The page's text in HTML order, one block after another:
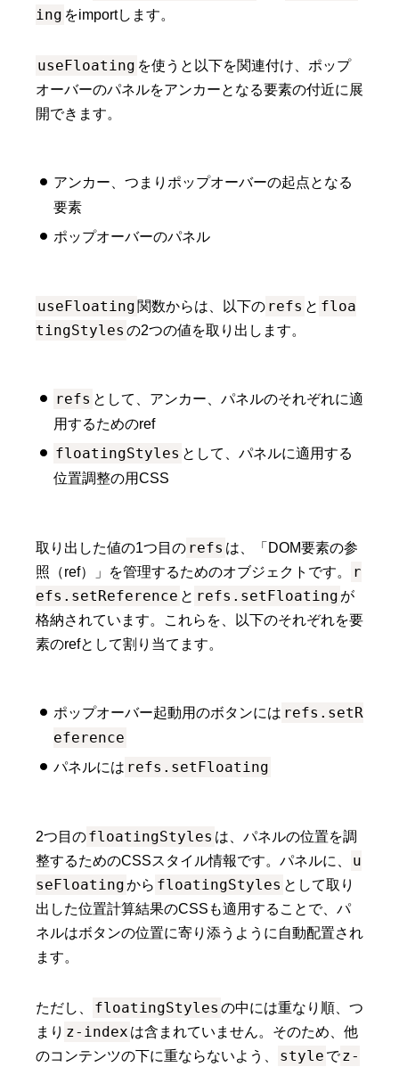
ing をimportします。
useFloating を使うと以下を関連付け、ポップ
オーバーのパネルをアンカーとなる要素の付近に展
開できます。
アンカー、つまりポップオーバーの起点となる
要素
ポップオーバーのパネル
useFloating 関数からは、以下の refs と floa
tingStyles の2つの値を取り出します。
refs として、アンカー、パネルのそれぞれに適
用するためのref
floatingStyles として、パネルに適用する
位置調整の用CSS
取り出した値の1つ目の refs は、「DOM要素の参
照（ref）」を管理するためのオブジェクトです。
r
efs.setReference と refs.setFloating が
格納されています。これらを、以下のそれぞれを要
素のrefとして割り当てます。
ポップオーバー起動用のボタンには refs.setR
eference
パネルには refs.setFloating
2つ目のfloatingStyles は、パネルの位置を調
整するためのCSSスタイル情報です。パネルに、
u
seFloatingから floatingStyles として取り
出した位置計算結果のCSSも適用することで、パ
ネルはボタンの位置に寄り添うように自動配置され
ます。
ただし、 floatingStyles の中には重なり順、つ
まり z-index は含まれていません。そのため、他
のコンテンツの下に重ならないよう、
style でz-